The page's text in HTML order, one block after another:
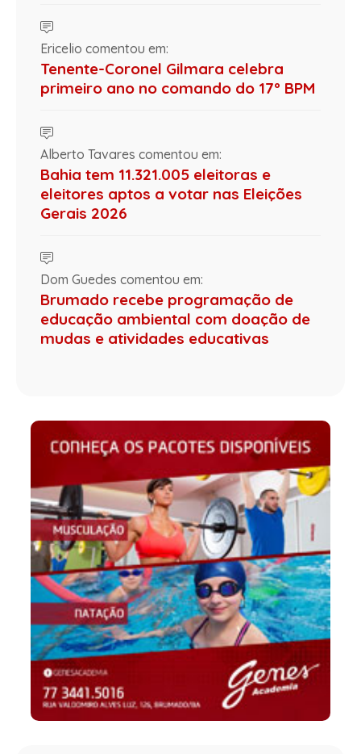
Ericelio comentou em:
Tenente-Coronel Gilmara celebra
primeiro ano no comando do 17º BPM
Alberto Tavares comentou em:
Bahia tem 11.321.005 eleitoras e
eleitores aptos a votar nas Eleições
Gerais 2026
Dom Guedes comentou em:
Brumado recebe programação de
educação ambiental com doação de
mudas e atividades educativas